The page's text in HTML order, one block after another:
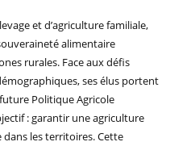
et d’agriculture familiale,
alimentaire
rurales. Face aux défis
ses élus portent
Politique Agricole
: garantir une agriculture
les territoires. Cette